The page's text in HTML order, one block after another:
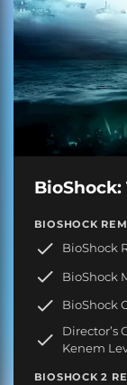
BIOSHOCK
BioShock
BioShock
BioShock
Director’s
Kenem
BIOSHOCK 2